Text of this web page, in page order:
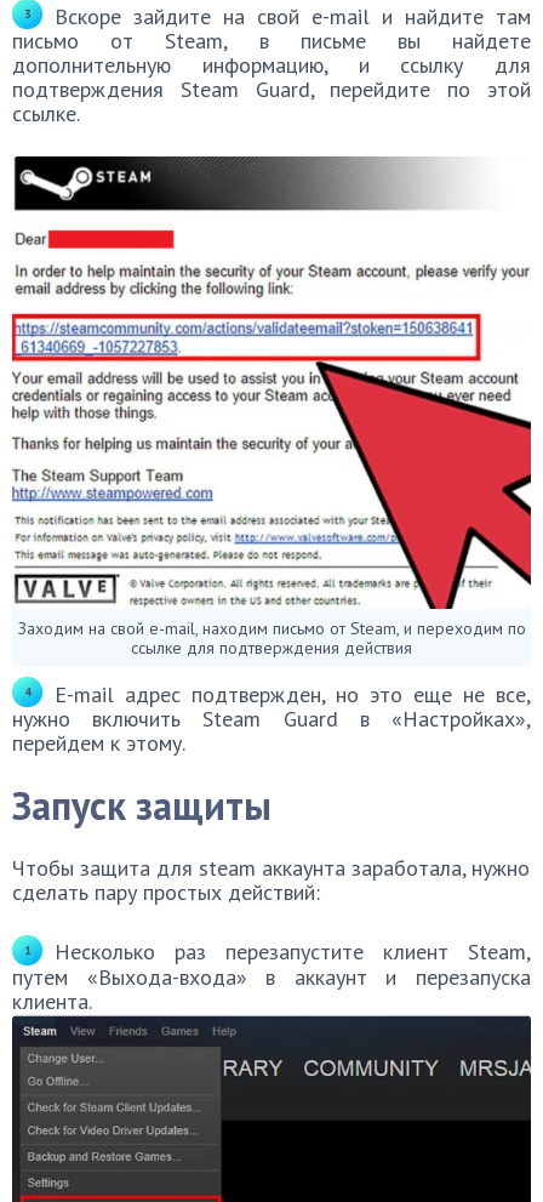
Вскоре зайдите на свой e-mail и найдите там
письмо от Steam, в письме вы найдете
дополнительную информацию, и ссылку для
подтверждения Steam Guard, перейдите по этой
ссылке.
Заходим на свой e-mail, находим письмо от Steam, и переходим по
ссылке для подтверждения действия
E-mail адрес подтвержден, но это еще не все,
нужно включить Steam Guard в «Настройках»,
перейдем к этому.
Запуск защиты
Чтобы защита для steam аккаунта заработала, нужно
сделать пару простых действий:
Несколько раз перезапустите клиент Steam,
путем «Выхода-входа» в аккаунт и перезапуска
клиента.